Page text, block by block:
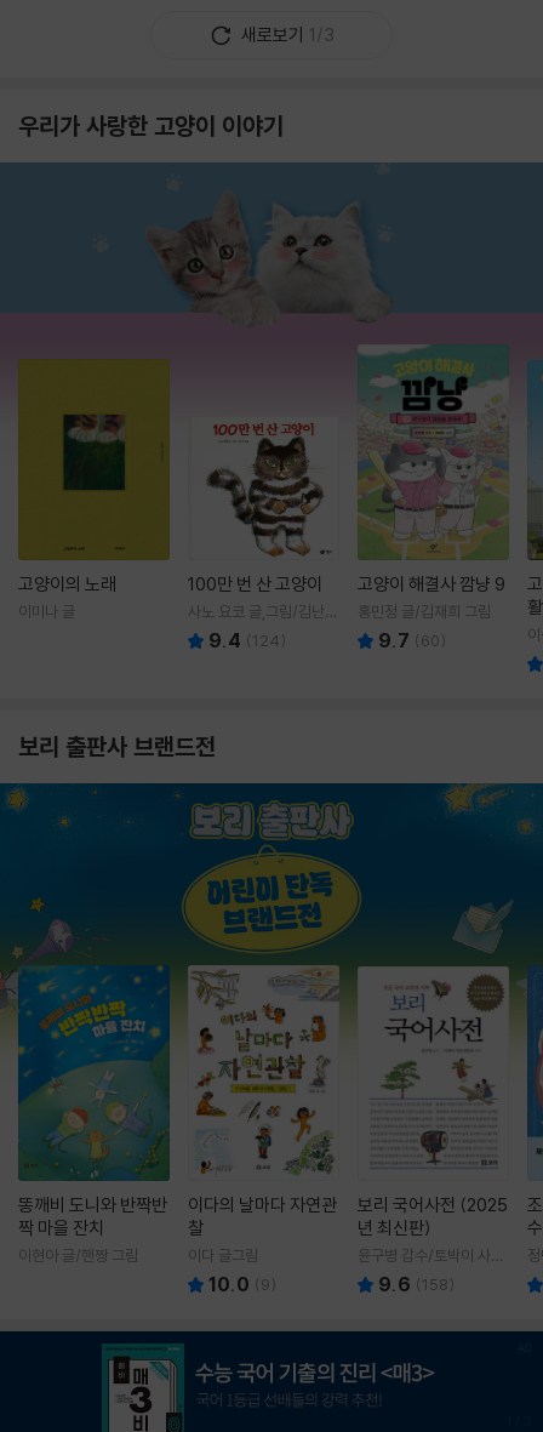
새로보기 1/3
우리가 사랑한 고양이 이야기
고양이의 노래
이미나 글
100만 번 산 고양이
사노 요코 글,그림/김난주
역 9.4 (124)
고양이 해결사 깜냥 9
홍민정 글/김재희 그림
9.7 (60)
보리 출판사 브랜드전
똥깨비 도니와 반짝반
짝 마을 잔치
이현아 글/핸짱 그림
이다의 날마다 자연관
찰
이다 글그림
10.0 (9)
보리 국어사전 (2025
년 최신판)
윤구병 감수/토박이 사전
편찬실 편
9.6 (158)